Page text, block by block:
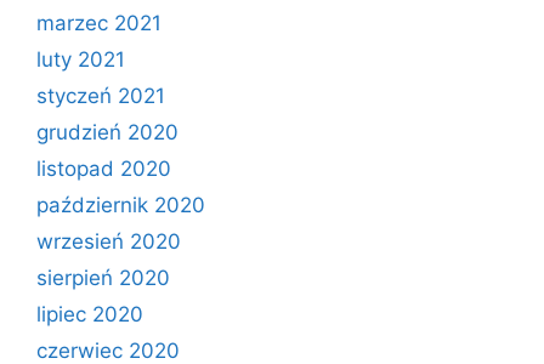
marzec 2021
luty 2021
styczeń 2021
grudzień 2020
listopad 2020
październik 2020
wrzesień 2020
sierpień 2020
lipiec 2020
czerwiec 2020